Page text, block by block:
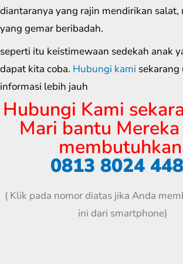
diantaranya yang rajin mendirikan salat,
yang gemar beribadah.
seperti itu keistimewaan sedekah anak
dapat kita coba. Hubungi kami
informasi lebih jauh
Hubungi Kami
Mari bantu
membutuhkan
0813 8024
( Klik pada nomor diatas jika Anda
ini dari smartphone)